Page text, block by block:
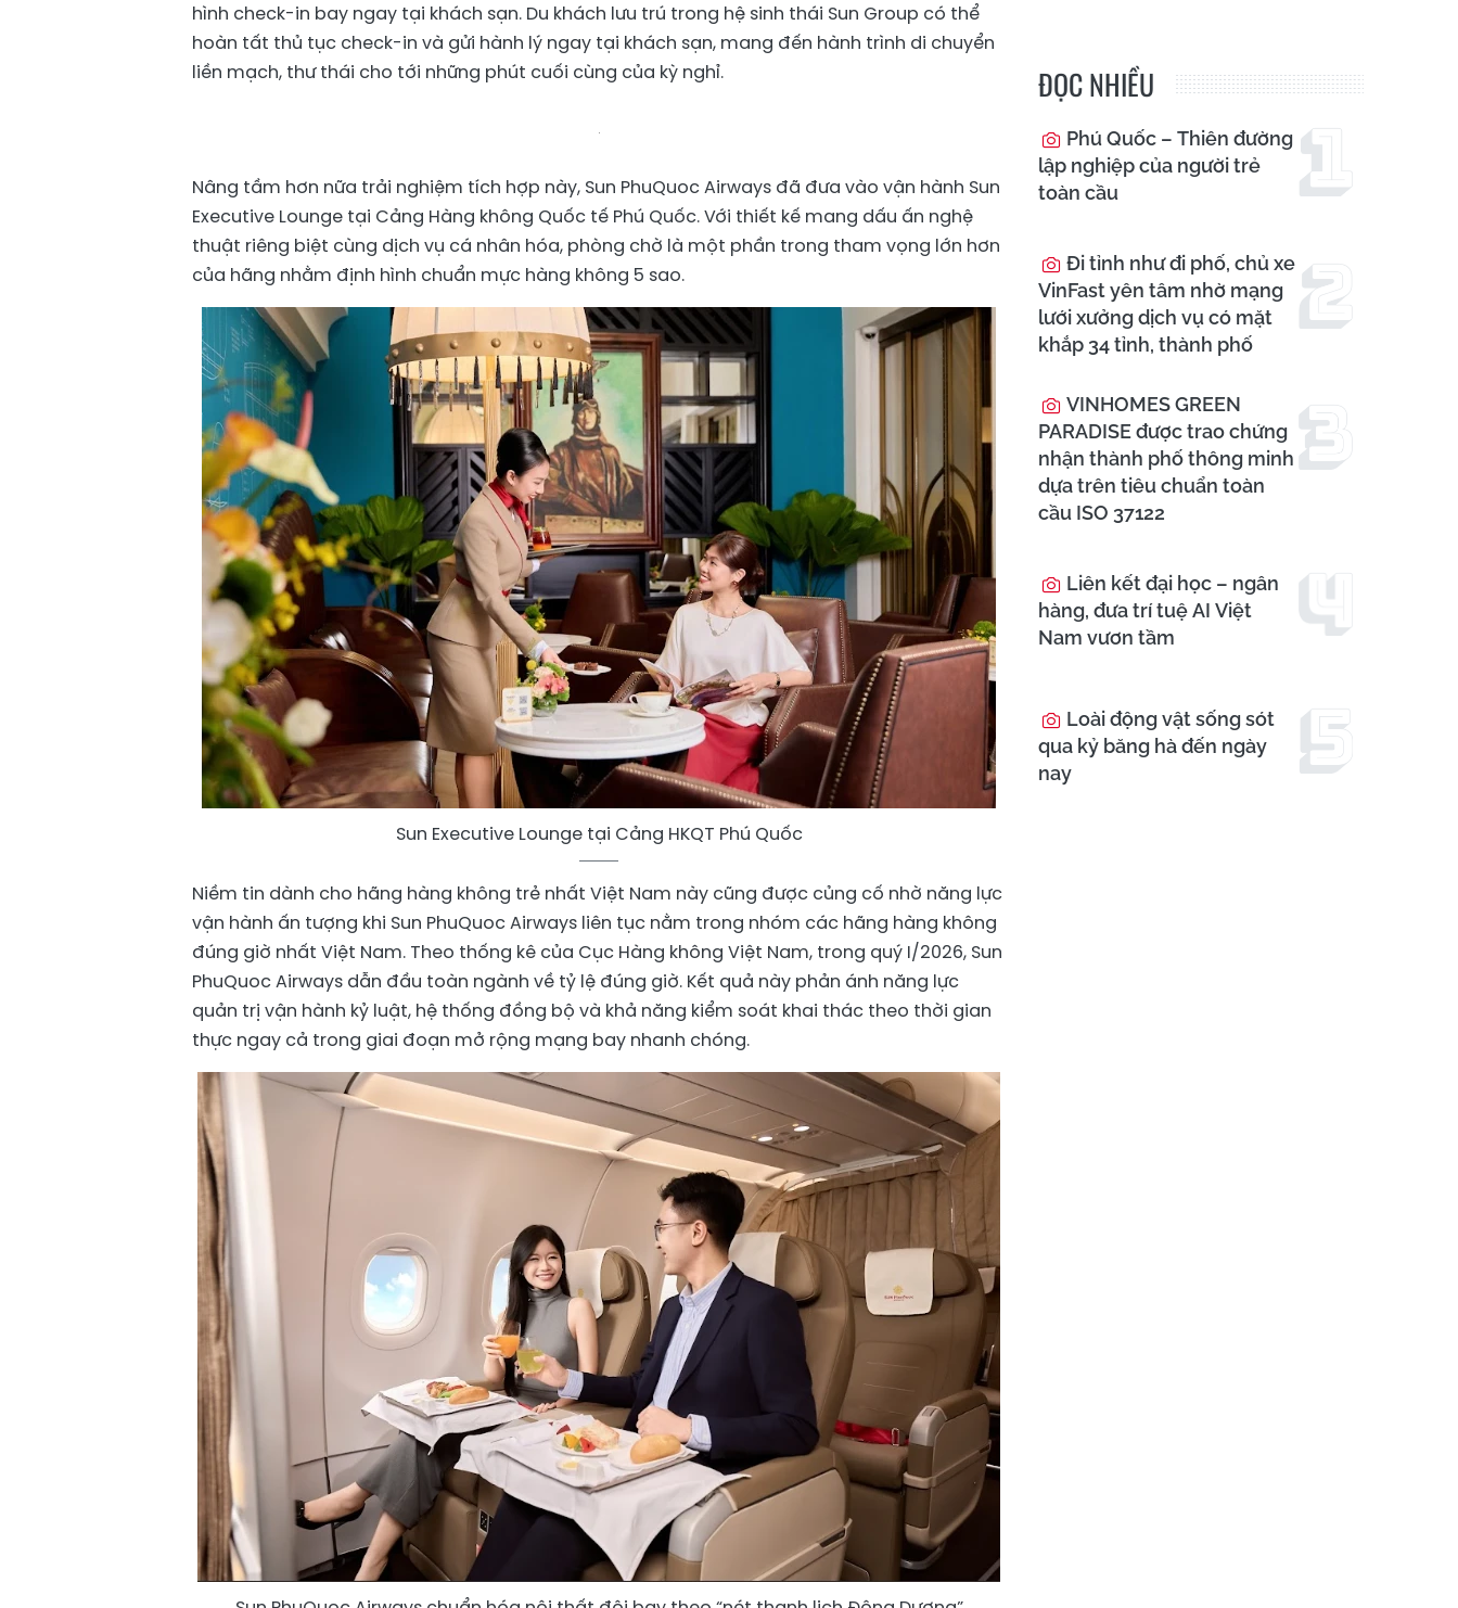
hình check-in bay ngay tại khách sạn. Du khách lưu trú trong hệ sinh thái Sun Group có thể
hoàn tất thủ tục check-in và gửi hành lý ngay tại khách sạn, mang đến hành trình di chuyển
liền mạch, thư thái cho tới những phút cuối cùng của kỳ nghỉ.
Nâng tầm hơn nữa trải nghiệm tích hợp này, Sun PhuQuoc Airways đã đưa vào vận hành Sun
Executive Lounge tại Cảng Hàng không Quốc tế Phú Quốc. Với thiết kế mang dấu ấn nghệ
thuật riêng biệt cùng dịch vụ cá nhân hóa, phòng chờ là một phần trong tham vọng lớn hơn
của hãng nhằm định hình chuẩn mực hàng không 5 sao.​
Sun Executive Lounge tại Cảng HKQT Phú Quốc
Niềm tin dành cho hãng hàng không trẻ nhất Việt Nam này cũng được củng cố nhờ năng lực
vận hành ấn tượng khi Sun PhuQuoc Airways liên tục nằm trong nhóm các hãng hàng không
đúng giờ nhất Việt Nam. Theo thống kê của Cục Hàng không Việt Nam, trong quý I/2026, Sun
PhuQuoc Airways dẫn đầu toàn ngành về tỷ lệ đúng giờ. Kết quả này phản ánh năng lực
quản trị vận hành kỷ luật, hệ thống đồng bộ và khả năng kiểm soát khai thác theo thời gian
thực ngay cả trong giai đoạn mở rộng mạng bay nhanh chóng.​
ĐỌC NHIỀU
Phú Quốc – Thiên đường
lập nghiệp của người trẻ
toàn cầu
Đi tỉnh như đi phố, chủ xe
VinFast yên tâm nhờ mạng
lưới xưởng dịch vụ có mặt
khắp 34 tỉnh, thành phố
VINHOMES GREEN
PARADISE được trao chứng
nhận thành phố thông minh
dựa trên tiêu chuẩn toàn
cầu ISO 37122
Liên kết đại học – ngân
hàng, đưa trí tuệ AI Việt
Nam vươn tầm
Loài động vật sống sót
qua kỷ băng hà đến ngày
nay